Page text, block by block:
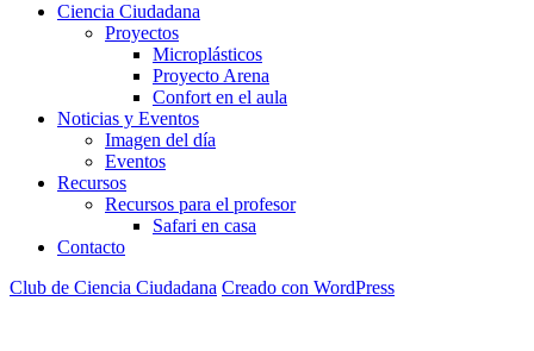
Ciencia Ciudadana
Proyectos
Microplásticos
Proyecto Arena
Confort en el aula
Noticias y Eventos
Imagen del día
Eventos
Recursos
Recursos para el profesor
Safari en casa
Contacto
Club de Ciencia Ciudadana Creado con WordPress